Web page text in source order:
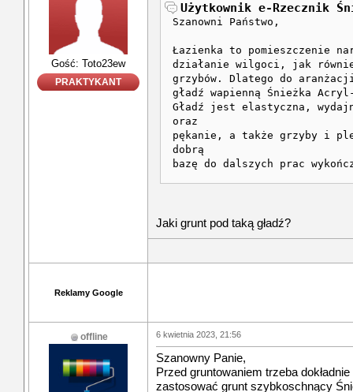
Gość: Toto23ew
PRAKTYKANT
Użytkownik e-Rzecznik
Szanowni Państwo,
Łazienka to pomieszczenie
działanie wilgoci, jak
grzybów. Dlatego do
gładź wapienną Śnieżka
Gładź jest elastyczna,
oraz
pękanie, a także grzyby i
dobrą
bazę do dalszych prac
Jaki grunt pod taką gładź?
Reklamy Google
offline 6 kwietnia 2023, 21:56
Szanowny Panie,
Przed gruntowaniem trzeba
zastosować grunt szybkoschnący